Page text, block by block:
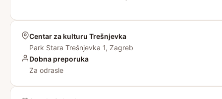
Centar za kulturu Trešnjevka
Park Stara Trešnjevka 1, Zagreb
Dobna preporuka
Za odrasle